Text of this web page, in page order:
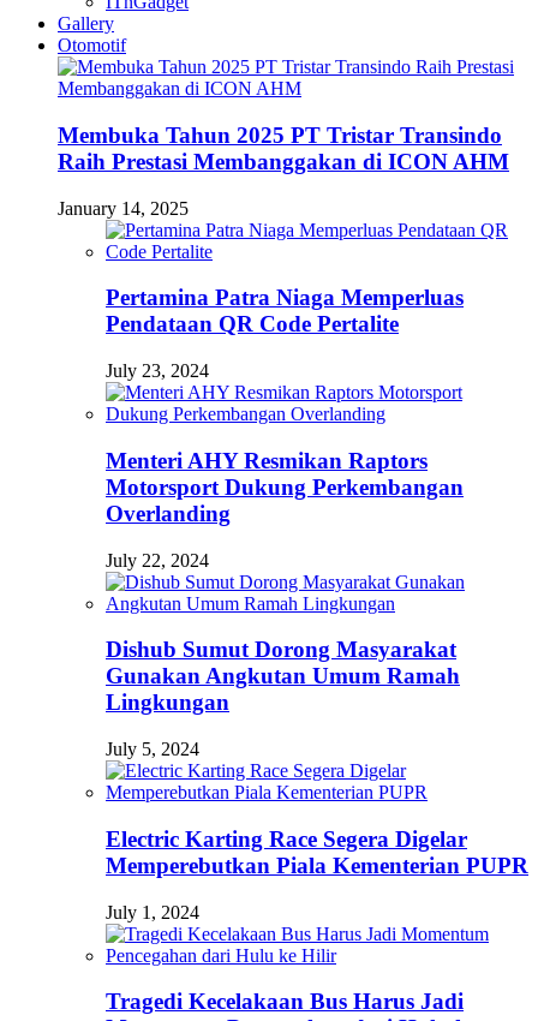
Gallery
Otomotif
Membuka Tahun 2025 PT Tristar Transindo
Raih Prestasi Membanggakan di ICON AHM
January 14, 2025
Pertamina Patra Niaga Memperluas
Pendataan QR Code Pertalite
July 23, 2024
Menteri AHY Resmikan Raptors
Motorsport Dukung Perkembangan
Overlanding
July 22, 2024
Dishub Sumut Dorong Masyarakat
Gunakan Angkutan Umum Ramah
Lingkungan
July 5, 2024
Electric Karting Race Segera Digelar
Memperebutkan Piala Kementerian PUPR
July 1, 2024
Tragedi Kecelakaan Bus Harus Jadi